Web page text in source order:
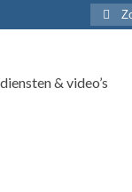
Zoek
naar:
& video’s